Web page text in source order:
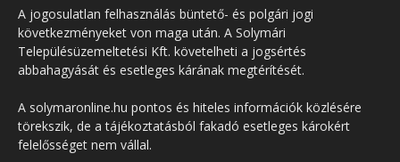
A jogosulatlan felhasználás büntető- és polgári jogi
következményeket von maga után. A Solymári
Településüzemeltetési Kft. követelheti a jogsértés
abbahagyását és esetleges kárának megtérítését.
A solymaronline.hu pontos és hiteles információk közlésére
törekszik, de a tájékoztatásból fakadó esetleges károkért
felelősséget nem vállal.